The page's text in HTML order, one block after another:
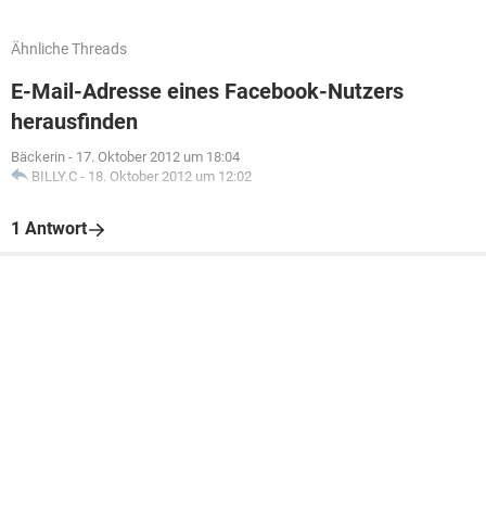
Ähnliche Threads
E-Mail-Adresse eines Facebook-Nutzers
herausfinden
Bäckerin - 17. Oktober 2012 um 18:04
BILLY.C - 18. Oktober 2012 um 12:02
1 Antwort